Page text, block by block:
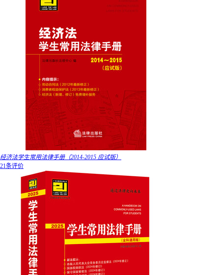
经济法学生常用法律手册（2014-2015 应试版）
21条评价